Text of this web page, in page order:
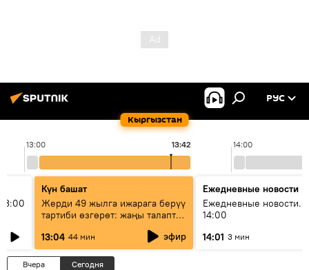
Кыргызстан
РУС
13:00 14:00
13:42
Күн башат
Жерди 49 жылга ижарага берүү
тартиби өзгөрөт: жаңы талаптар
13:04 44 мин эфир
Ежедневные новости
Ежедневные новости.
14:00
14:01 3 мин
Вчера Сегодня